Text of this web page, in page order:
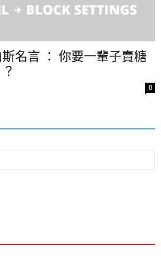
名言 ： 你要一輩子賣糖
0